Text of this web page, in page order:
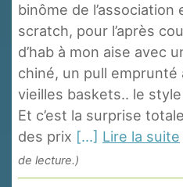
binôme de
scratch, pour l’après
d’hab à mon aise avec
chiné, un pull
vieilles baskets.. le
Et c’est la surprise
des prix [...] Lire la suite
de lecture.)